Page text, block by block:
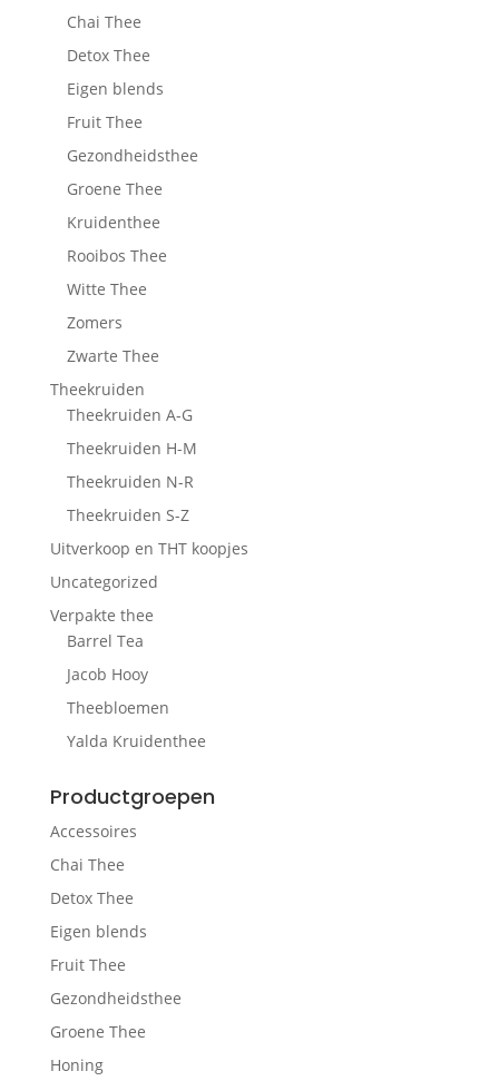
Chai Thee
Detox Thee
Eigen blends
Fruit Thee
Gezondheidsthee
Groene Thee
Kruidenthee
Rooibos Thee
Witte Thee
Zomers
Zwarte Thee
Theekruiden
Theekruiden A-G
Theekruiden H-M
Theekruiden N-R
Theekruiden S-Z
Uitverkoop en THT koopjes
Uncategorized
Verpakte thee
Barrel Tea
Jacob Hooy
Theebloemen
Yalda Kruidenthee
Productgroepen
Accessoires
Chai Thee
Detox Thee
Eigen blends
Fruit Thee
Gezondheidsthee
Groene Thee
Honing